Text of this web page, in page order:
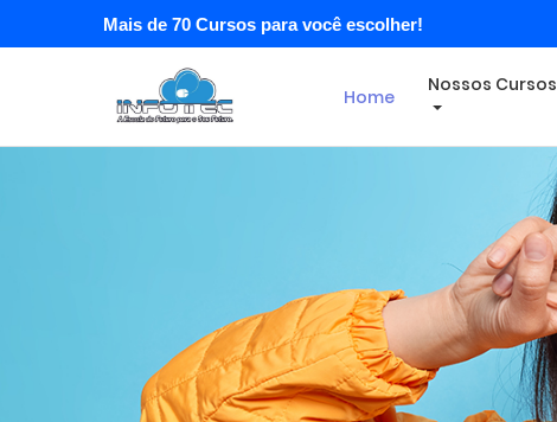
Mais de 70 Cursos para você escolher!
Home
Nossos Cursos